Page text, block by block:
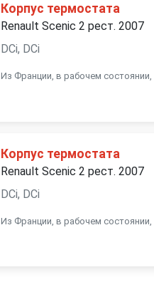
Корпус термостата
Renault Scenic 2 рест. 2007
DCi, DCi
Из Франции, в рабочем состоянии,
Корпус термостата
Renault Scenic 2 рест. 2007
DCi, DCi
Из Франции, в рабочем состоянии,